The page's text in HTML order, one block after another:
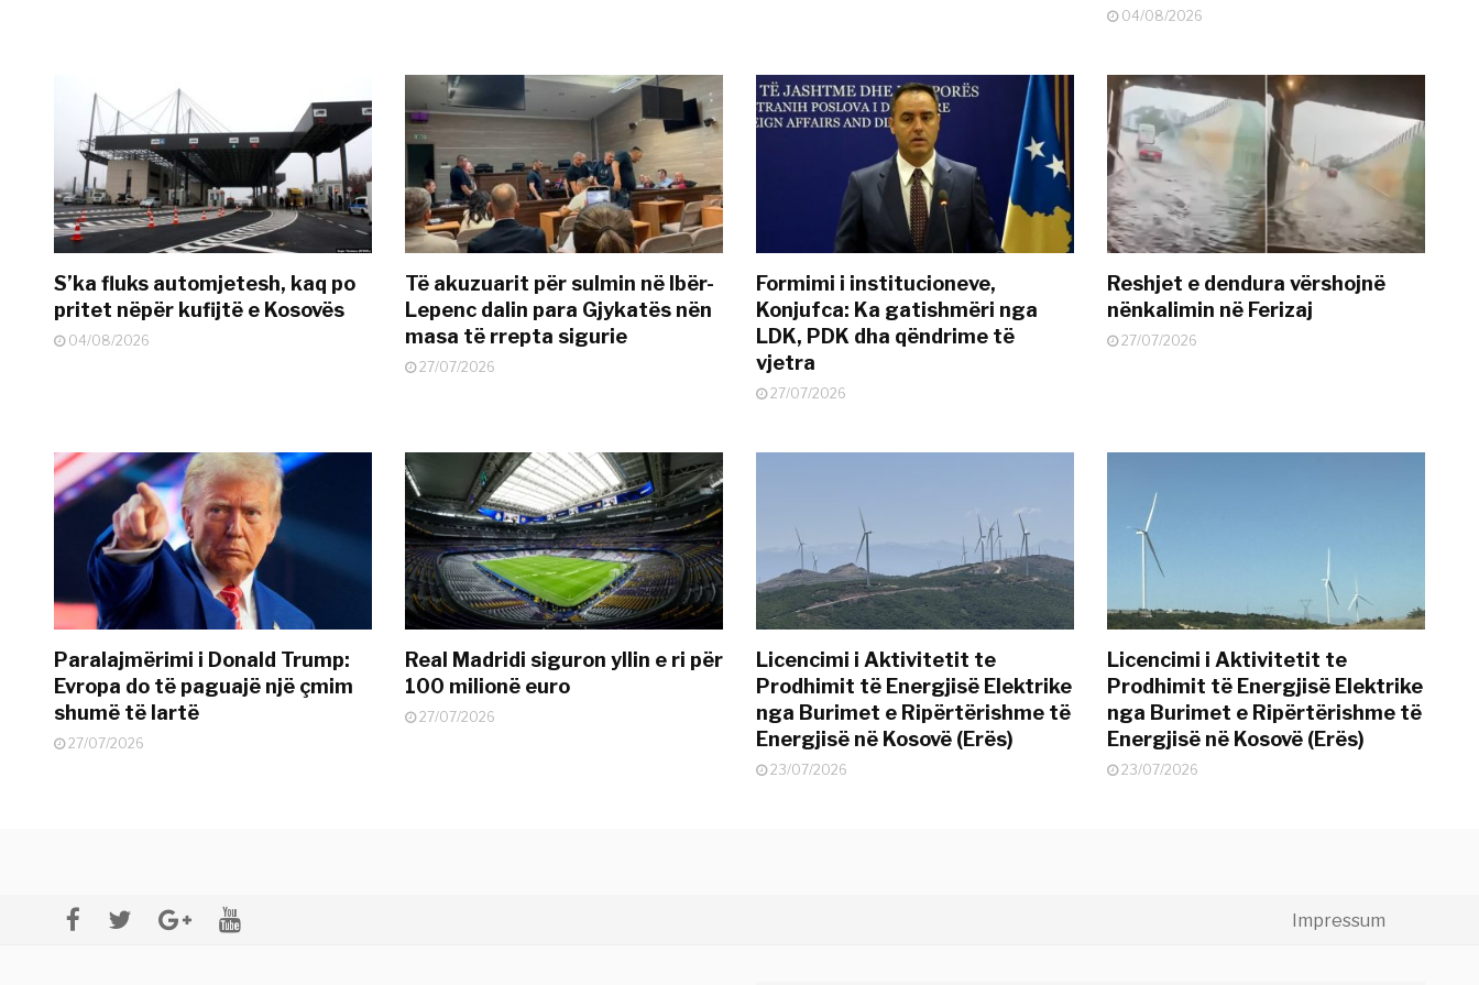
04/08/2026
S’ka fluks automjetesh, kaq po
pritet nëpër kufijtë e Kosovës
04/08/2026
Të akuzuarit për sulmin në Ibër-
Lepenc dalin para Gjykatës nën
masa të rrepta sigurie
27/07/2026
Formimi i institucioneve,
Konjufca: Ka gatishmëri nga
LDK, PDK dha qëndrime të
vjetra
27/07/2026
Reshjet e dendura vërshojnë
nënkalimin në Ferizaj
27/07/2026
Paralajmërimi i Donald Trump:
Evropa do të paguajë një çmim
shumë të lartë
27/07/2026
Real Madridi siguron yllin e ri për
100 milionë euro
27/07/2026
Licencimi i Aktivitetit te
Prodhimit të Energjisë Elektrike
nga Burimet e Ripërtërishme të
Energjisë në Kosovë (Erës)
23/07/2026
Licencimi i Aktivitetit te
Prodhimit të Energjisë Elektrike
nga Burimet e Ripërtërishme të
Energjisë në Kosovë (Erës)
23/07/2026
Impressum